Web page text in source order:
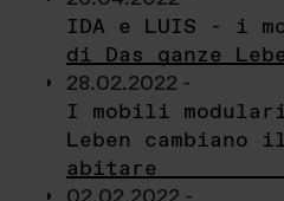
IDA e LUIS - i
di Das ganze
28.02.2022 -
I mobili
Leben cambiano
abitare